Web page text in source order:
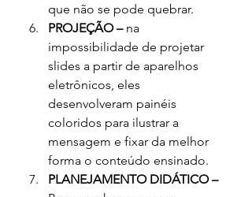
que não se pode quebrar.
PROJEÇÃO – na
impossibilidade de projetar
slides a partir de aparelhos
eletrônicos, eles
desenvolveram painéis
coloridos para ilustrar a
mensagem e fixar da melhor
forma o conteúdo ensinado.
PLANEJAMENTO DIDÁTICO –